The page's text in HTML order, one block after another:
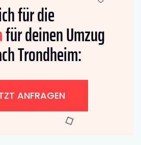
für die
für deinen Umzug
Trondheim:
ANFRAGEN